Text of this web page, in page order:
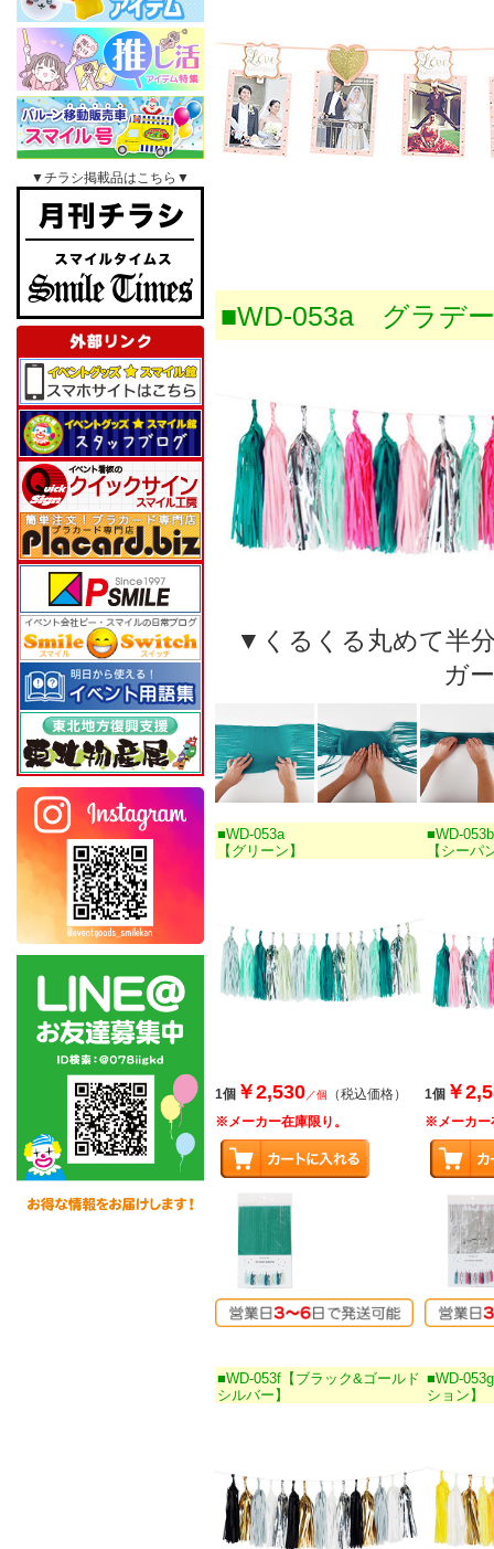
■WD-053a グラデ
▼くるくる丸めて半
ガ
■WD-053a
【グリーン】
1個 ￥2,530／個
（税込価格）
※メーカー在庫限り。
■WD-053b
【シーパ
1個 ￥
※メーカー
■WD-053f【ブラック&ゴールド
シルバー】
■WD-
ション】
▼チラシ掲載品はこちら▼